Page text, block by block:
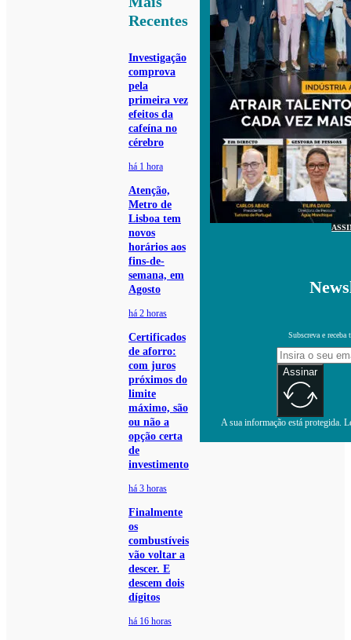
Recentes
Investigação
comprova
pela
primeira vez
efeitos da
cafeína no
cérebro
há 1 hora
Atenção,
Metro de
Lisboa tem
novos
horários aos
fins-de-
semana, em
Agosto
há 2 horas
Certificados
de aforro:
com juros
próximos do
limite
máximo, são
ou não a
opção certa
de
investimento
há 3 horas
Finalmente
os
combustíveis
vão voltar a
descer. E
descem dois
dígitos
há 16 horas
Subscreva e receba
Assinar
A sua informação está protegida.